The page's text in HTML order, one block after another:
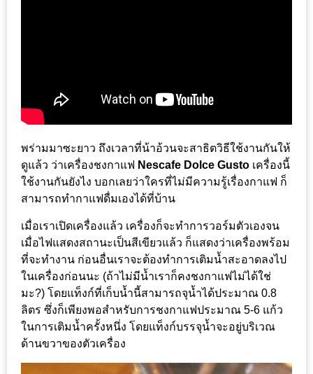
พร้อม
โปร
โม
ชั่น
สำหรับ
คน
รัก
บ้าน
มากมาย
MAPS
พร่ามมาซะยาว ถึงเวลาที่น้าอ้วนจะสาธิตวิธีใช้งานกันให้
ดูแล้ว ว่าเครื่องชงกาแฟ Nescafe Dolce Gusto เครื่องนี้
ใช้งานกันยังไง บอกเลยว่าใครที่ไม่มีความรู้เรื่องกาแฟ ก็
สามารถทำกาแฟดื่มเองได้ที่บ้าน
เมื่อเราเปิดเครื่องแล้ว เครื่องก็จะทำการวอร์มตัวเองจน
เมื่อไฟแสดงสถานะเป็นสีเขียวแล้ว ก็แสดงว่าเครื่องพร้อม
ที่จะทำงาน ก่อนอื่นเราจะต้องทำการเติมน้ำสะอาดลงไป
ในเครื่องก่อนนะ (ถ้าไม่มีน้ำเราก็คงชงกาแฟไม่ได้ใช่
มะ?) โดยแท็งก์ที่เก็บน้ำนี้สามารถจุน้ำได้ประมาณ 0.8
ลิตร ซึ่งก็เพียงพอสำหรับการชงกาแฟประมาณ​ 5-6 แก้ว
ในการเติมน้ำครั้งหนึ่ง โดยแท็งก์บรรจุน้ำจะอยู่บริเวณ
ด้านขวาของตัวเครื่อง